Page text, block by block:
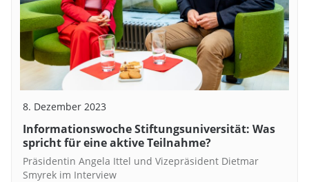
8. Dezember 2023
Informationswoche Stiftungsuniversität: Was
spricht für eine aktive Teilnahme?
Präsidentin Angela Ittel und Vizepräsident Dietmar
Smyrek im Interview